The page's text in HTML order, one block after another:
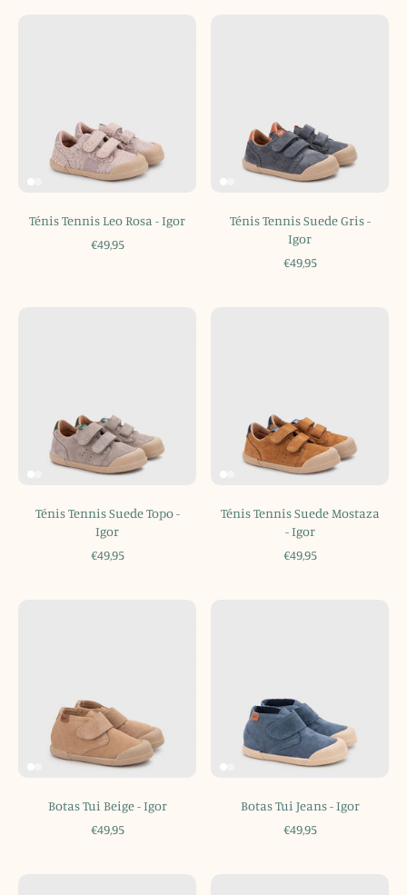
Ténis Tennis Leo Rosa - Igor
€49,95
Ténis Tennis Suede Gris -
Igor
€49,95
Ténis Tennis Suede Topo -
Igor
€49,95
Ténis Tennis Suede Mostaza
- Igor
€49,95
Botas Tui Beige - Igor
€49,95
Botas Tui Jeans - Igor
€49,95